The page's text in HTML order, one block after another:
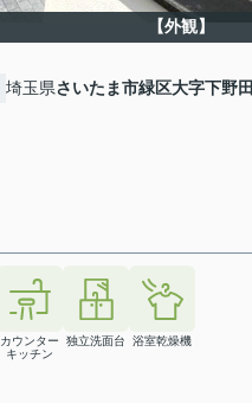
【外観】
埼玉県さいたま市緑区大字下野田
カウンター
キッチン
独立洗面台 浴室乾燥機